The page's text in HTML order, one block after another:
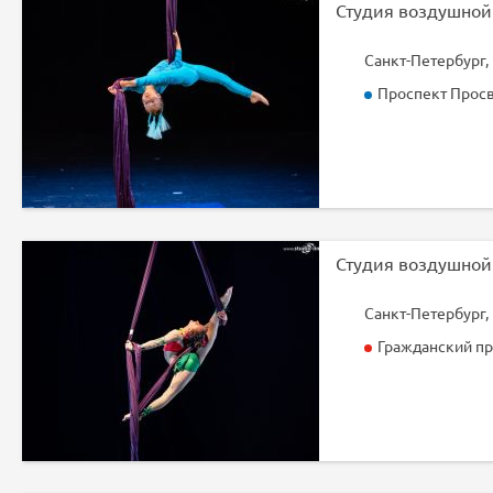
Санкт-
Проспект
Санкт-
Гражданский